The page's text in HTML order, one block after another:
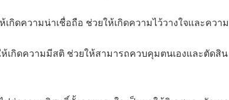
เกิดความน่าเชื่อถือ ช่วยให้เกิดความไว้วางใจและความ
ห้เกิดความมีสติ ช่วยให้สามารถควบคุมตนเองและตัดสิน